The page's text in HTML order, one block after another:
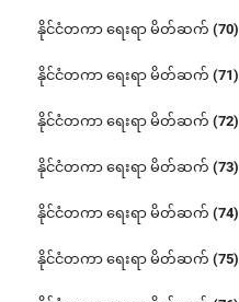
နိုင်ငံတကာ ရေးရာ မိတ်ဆက် (70)
နိုင်ငံတကာ ရေးရာ မိတ်ဆက် (71)
နိုင်ငံတကာ ရေးရာ မိတ်ဆက် (72)
နိုင်ငံတကာ ရေးရာ မိတ်ဆက် (73)
နိုင်ငံတကာ ရေးရာ မိတ်ဆက် (74)
နိုင်ငံတကာ ရေးရာ မိတ်ဆက် (75)